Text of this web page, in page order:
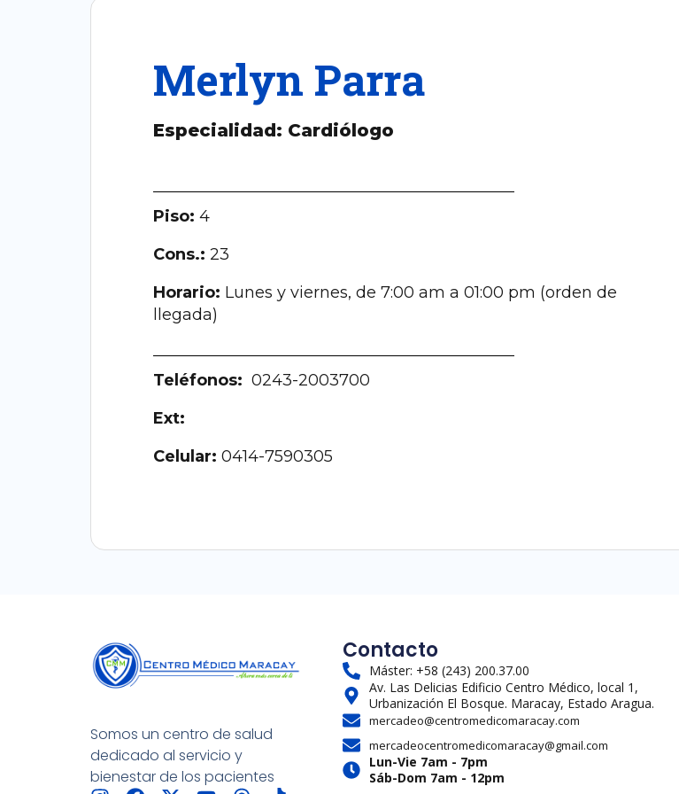
Merlyn Parra
Especialidad: Cardiólogo
Piso: 4
Cons.: 23
Horario: Lunes y viernes, de 7:00 am a 01:00 pm (orden de
llegada)
Teléfonos: 0243-2003700
Ext:
Celular: 0414-7590305
Somos un centro de salud
dedicado al servicio y
bienestar de los pacientes
Contacto
Máster: +58 (243) 200.37.00
Av. Las Delicias Edificio Centro Médico, local 1,
Urbanización El Bosque. Maracay, Estado Aragua.
mercadeo@centromedicomaracay.com
mercadeocentromedicomaracay@gmail.com
Lun-Vie 7am - 7pm
Sáb-Dom 7am - 12pm